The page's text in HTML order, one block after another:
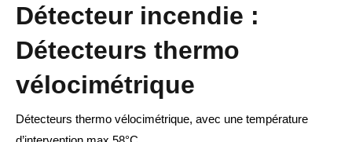
Détecteur incendie :
Détecteurs thermo
vélocimétrique
Détecteurs thermo vélocimétrique, avec une température